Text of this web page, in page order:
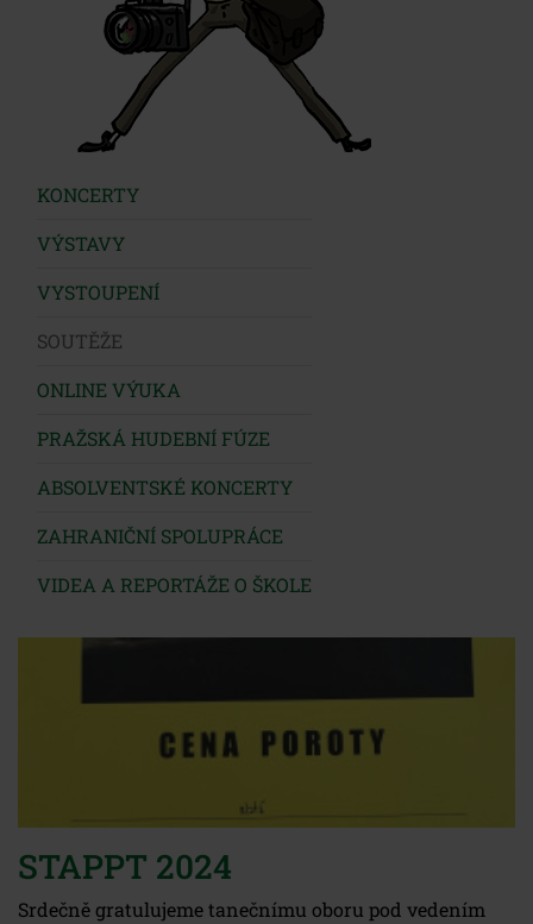
KONCERTY
VÝSTAVY
VYSTOUPENÍ
SOUTĚŽE
ONLINE VÝUKA
PRAŽSKÁ HUDEBNÍ FÚZE
ABSOLVENTSKÉ KONCERTY
ZAHRANIČNÍ SPOLUPRÁCE
VIDEA A REPORTÁŽE O ŠKOLE
STAPPT 2024
Srdečně gratulujeme tanečnímu oboru pod vedením